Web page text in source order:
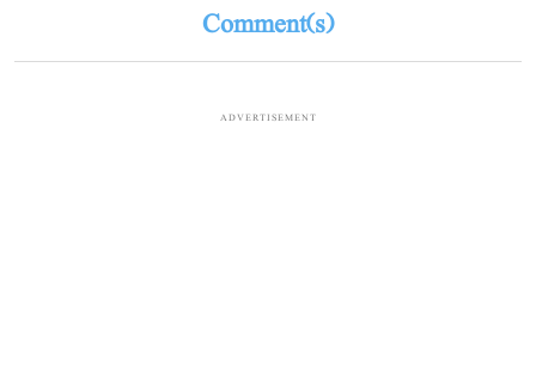
Comment(s)
ADVERTISEMENT